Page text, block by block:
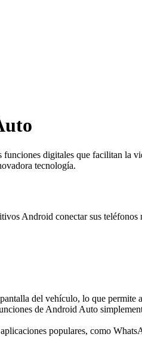
digitales que facilitan la
tecnología.
Android conectar sus
del vehículo, lo que permite
de Android Auto
populares, como